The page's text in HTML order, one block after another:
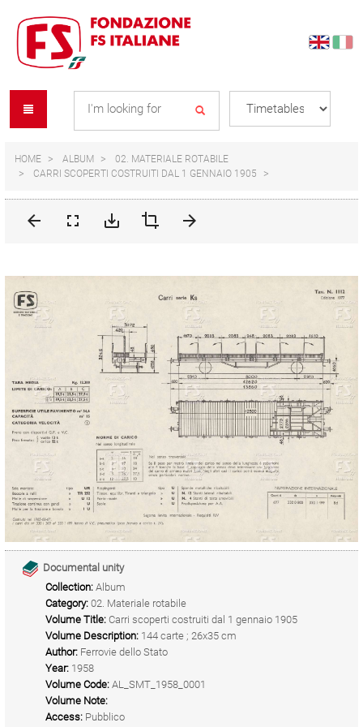
content
navigation
menu
HOME ALBUM
02. MATERIALE ROTABILE
CARRI SCOPERTI COSTRUITI DAL 1 GENNAIO 1905
Documental unity
Collection: Album
Category: 02. Materiale rotabile
Volume Title: Carri scoperti costruiti dal 1 gennaio 1905
Volume Description: 144 carte ; 26x35 cm
Author: Ferrovie dello Stato
Year: 1958
Volume Code: AL_SMT_1958_0001
Volume Note:
Access: Pubblico